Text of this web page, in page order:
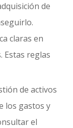
de
claras en
Estas reglas
de activos
los gastos y
el